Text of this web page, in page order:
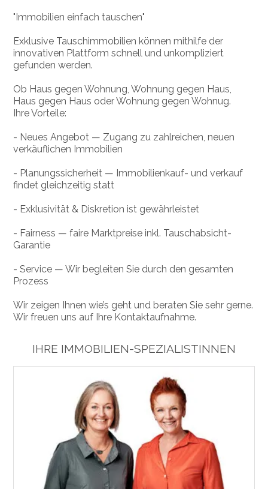
"Immobilien einfach tauschen"
Exklusive Tauschimmobilien können mithilfe der
innovativen Plattform schnell und unkompliziert
gefunden werden.
Ob Haus gegen Wohnung, Wohnung gegen Haus,
Haus gegen Haus oder Wohnung gegen Wohnug.
Ihre Vorteile:
- Neues Angebot — Zugang zu zahlreichen, neuen
verkäuflichen Immobilien
- Planungssicherheit — Immobilienkauf- und verkauf
findet gleichzeitig statt
- Exklusivität & Diskretion ist gewährleistet
- Fairness — faire Marktpreise inkl. Tauschabsicht-
Garantie
- Service — Wir begleiten Sie durch den gesamten
Prozess
Wir zeigen Ihnen wie’s geht und beraten Sie sehr gerne.
Wir freuen uns auf Ihre Kontaktaufnahme.
IHRE IMMOBILIEN-SPEZIALISTINNEN